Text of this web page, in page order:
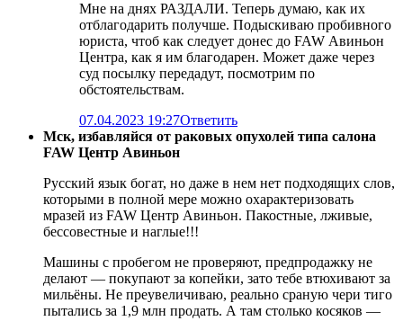
Мне на днях РАЗДАЛИ. Теперь думаю, как их
отблагодарить получше. Подыскиваю пробивного
юриста, чтоб как следует донес до FAW Авиньон
Центра, как я им благодарен. Может даже через
суд посылку передадут, посмотрим по
обстоятельствам.
07.04.2023 19:27Ответить
Мск, избавляйся от раковых опухолей типа салона
FAW Центр Авиньон
Русский язык богат, но даже в нем нет подходящих слов,
которыми в полной мере можно охарактеризовать
мразей из FAW Центр Авиньон. Пакостные, лживые,
бессовестные и наглые!!!
Машины с пробегом не проверяют, предпродажку не
делают — покупают за копейки, зато тебе втюхивают за
мильёны. Не преувеличиваю, реально сраную чери тиго
пытались за 1,9 млн продать. А там столько косяков —